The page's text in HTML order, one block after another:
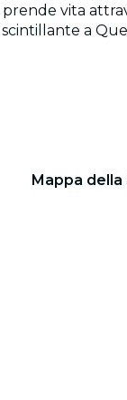
vita
a
Mappa della